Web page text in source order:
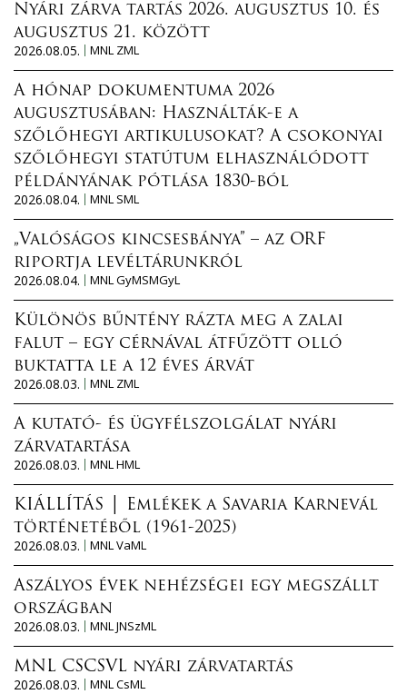
Nyári zárva tartás 2026. augusztus 10. és
augusztus 21. között
2026.08.05.
MNL ZML
A hónap dokumentuma 2026
augusztusában: Használták-e a
szőlőhegyi artikulusokat? A csokonyai
szőlőhegyi statútum elhasználódott
példányának pótlása 1830-ból
2026.08.04.
MNL SML
„Valóságos kincsesbánya” – az ORF
riportja levéltárunkról
2026.08.04.
MNL GyMSMGyL
Különös bűntény rázta meg a zalai
falut – egy cérnával átfűzött olló
buktatta le a 12 éves árvát
2026.08.03.
MNL ZML
A kutató- és ügyfélszolgálat nyári
zárvatartása
2026.08.03.
MNL HML
KIÁLLÍTÁS │ Emlékek a Savaria Karnevál
történetéből (1961-2025)
2026.08.03.
MNL VaML
Aszályos évek nehézségei egy megszállt
országban
2026.08.03.
MNL JNSzML
MNL CSCSVL nyári zárvatartás
2026.08.03.
MNL CsML